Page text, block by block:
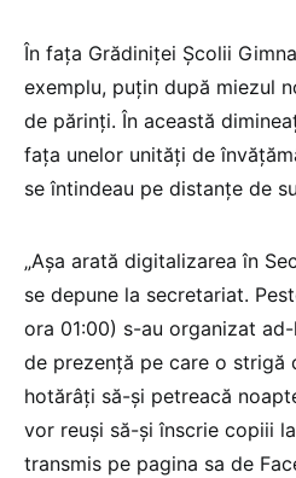
În faţa Grădiniţei Școlii
exemplu, puţin după miezul
de părinţi. În această
faţa unelor unităţi de
se întindeau pe distanţe de
„Așa arată digitalizarea în
se depune la secretariat.
ora 01:00) s-au organizat
de prezență pe care o strigă
hotărâți să-și petreacă
vor reuși să-și înscrie copiii
transmis pe pagina sa de